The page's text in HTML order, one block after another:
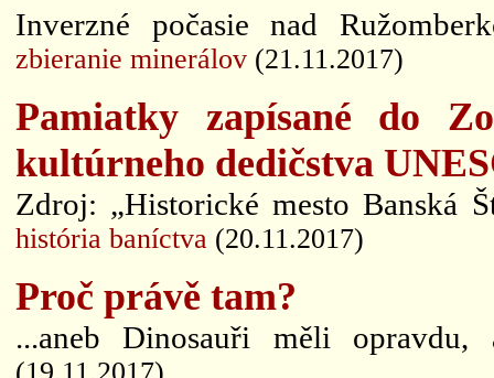
Inverzné počasie nad
zbieranie minerálov (21.11.2017)
Pamiatky zapísané do
kultúrneho dedičstva
Zdroj: „Historické mesto Banská
história baníctva (20.11.2017)
Proč právě tam?
...aneb Dinosauři měli